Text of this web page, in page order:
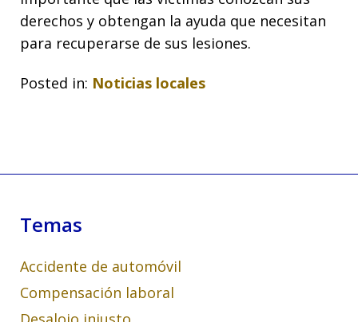
derechos y obtengan la ayuda que necesitan
para recuperarse de sus lesiones.
Posted in: Noticias locales
Temas
Accidente de automóvil
Compensación laboral